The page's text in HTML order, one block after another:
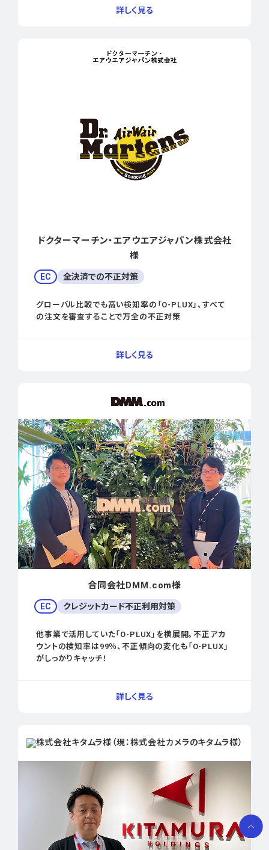
ドクターマーチン・エアウエアジャパン株式会社
様
EC 全決済での不正対策
グローバル比較でも高い検知率の「O-PLUX」、すべて
の注文を審査することで万全の不正対策
合同会社DMM.com様
EC クレジットカード不正利用対策
他事業で活用していた「O-PLUX」を横展開。不正アカ
ウントの検知率は99％、不正傾向の変化も「O-PLUX」
がしっかりキャッチ！